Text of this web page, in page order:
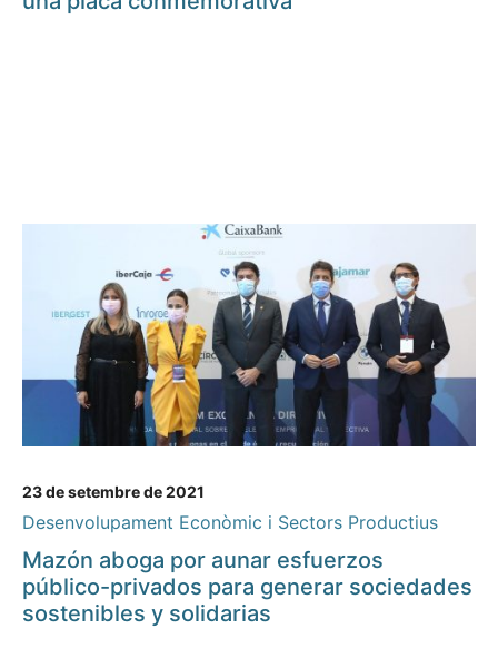
23 de setembre de 2021
Desenvolupament Econòmic i Sectors Productius
Mazón aboga por aunar esfuerzos
público-privados para generar sociedades
sostenibles y solidarias